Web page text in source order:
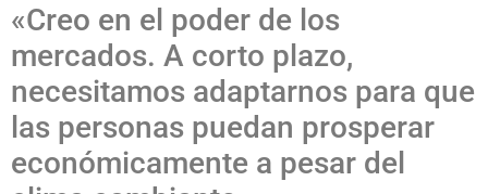
«Creo en el poder de los
mercados. A corto plazo,
necesitamos adaptarnos para que
las personas puedan prosperar
económicamente a pesar del